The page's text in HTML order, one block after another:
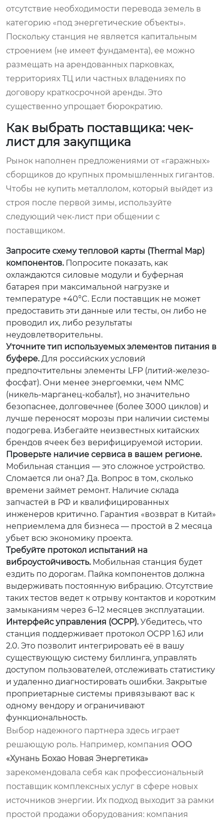
отсутствие необходимости перевода земель в
категорию «под энергетические объекты».
Поскольку станция не является капитальным
строением (не имеет фундамента), ее можно
размещать на арендованных парковках,
территориях ТЦ или частных владениях по
договору краткосрочной аренды. Это
существенно упрощает бюрократию.
Как выбрать поставщика: чек-
лист для закупщика
Рынок наполнен предложениями от «гаражных»
сборщиков до крупных промышленных гигантов.
Чтобы не купить металлолом, который выйдет из
строя после первой зимы, используйте
следующий чек-лист при общении с
поставщиком.
Запросите схему тепловой карты (Thermal Map)
компонентов.Попросите показать, как
охлаждаются силовые модули и буферная
батарея при максимальной нагрузке и
температуре +40°C. Если поставщик не может
предоставить эти данные или тесты, он либо не
проводил их, либо результаты
неудовлетворительны.
Уточните тип используемых элементов питания в
буфере.Для российских условий
предпочтительны элементы LFP (литий-железо-
фосфат). Они менее энергоемки, чем NMC
(никель-марганец-кобальт), но значительно
безопаснее, долговечнее (более 3000 циклов) и
лучше переносят морозы при наличии системы
подогрева. Избегайте неизвестных китайских
брендов ячеек без верифицируемой истории.
Проверьте наличие сервиса в вашем регионе.
Мобильная станция — это сложное устройство.
Сломается ли она? Да. Вопрос в том, сколько
времени займет ремонт. Наличие склада
запчастей в РФ и квалифицированных
инженеров критично. Гарантия «возврат в Китай»
неприемлема для бизнеса — простой в 2 месяца
убьет всю экономику проекта.
Требуйте протокол испытаний на
виброустойчивость.Мобильная станция будет
ездить по дорогам. Пайка компонентов должна
выдерживать постоянную вибрацию. Отсутствие
таких тестов ведет к отрыву контактов и коротким
замыканиям через 6–12 месяцев эксплуатации.
Интерфейс управления (OCPP).Убедитесь, что
станция поддерживает протокол OCPP 1.6J или
2.0. Это позволит интегрировать её в вашу
существующую систему биллинга, управлять
доступом пользователей, отслеживать статистику
и удаленно диагностировать ошибки. Закрытые
проприетарные системы привязывают вас к
одному вендору и ограничивают
функциональность.
Выбор надежного партнера здесь играет
решающую роль. Например, компания ООО
«Хунань Бохао Новая Энергетика»
зарекомендовала себя как профессиональный
поставщик комплексных услуг в сфере новых
источников энергии. Их подход выходит за рамки
простой продажи оборудования: компания